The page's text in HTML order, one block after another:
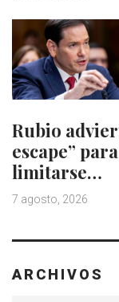
Rubio
escape”
limitarse…
7 agosto, 2026
ARCHIVOS